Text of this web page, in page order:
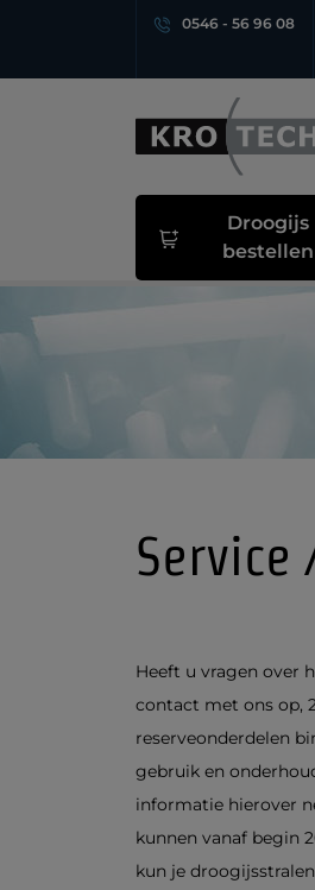
0546 - 56 96 08
Droogijs
bestellen
Service
Heeft u vragen over
contact met ons op,
reserveonderdelen
gebruik en
informatie hierover
kunnen vanaf begin
kun je